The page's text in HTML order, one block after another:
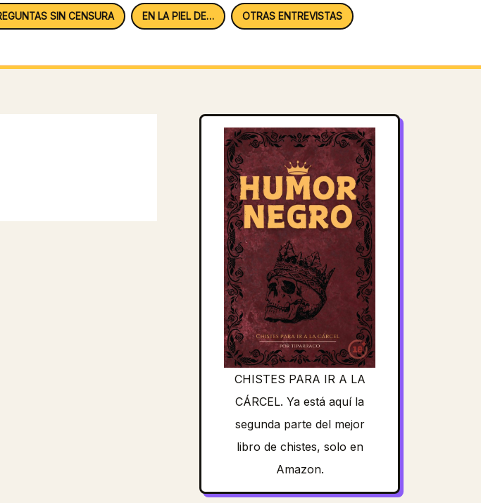
SIN CENSURA EN LA PIEL DE… OTRAS ENTREVISTAS
CHISTES PARA IR A LA
CÁRCEL. Ya está aquí la
segunda parte del mejor
libro de chistes, solo en
Amazon.